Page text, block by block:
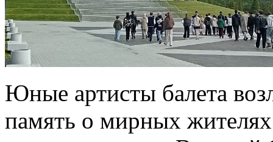
Юные артисты балета
память о мирных